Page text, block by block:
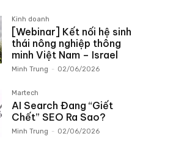
Kinh doanh
[Webinar] Kết nối hệ sinh
thái nông nghiệp thông
minh Việt Nam – Israel
Minh Trung - 02/06/2026
Martech
AI Search Đang “Giết
Chết” SEO Ra Sao?
Minh Trung - 02/06/2026